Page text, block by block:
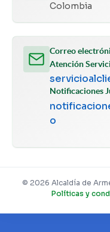
Colombia
Correo
Atención
Notificaciones
o
© 2026 Alcaldía de
Políticas y